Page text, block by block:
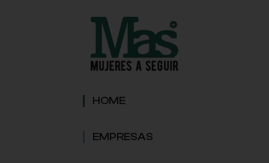
HOME
EMPRESAS